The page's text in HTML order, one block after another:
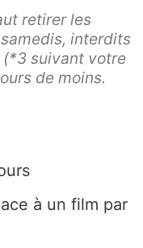
retirer les
interdits
suivant votre
de moins.
à un film par